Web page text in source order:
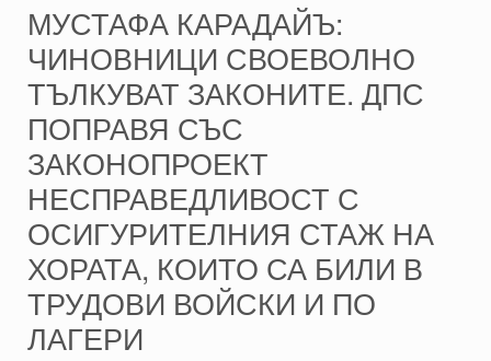
МУСТАФА КАРАДАЙЪ:
ЧИНОВНИЦИ СВОЕВОЛНО
ТЪЛКУВАТ ЗАКОНИТЕ. ДПС
ПОПРАВЯ СЪС
ЗАКОНОПРОЕКТ
НЕСПРАВЕДЛИВОСТ С
ОСИГУРИТЕЛНИЯ СТАЖ НА
ХОРАТА, КОИТО СА БИЛИ В
ТРУДОВИ ВОЙСКИ И ПО
ЛАГЕРИ